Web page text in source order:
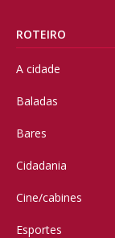
ROTEIRO
A cidade
Baladas
Bares
Cidadania
Cine/cabines
Esportes